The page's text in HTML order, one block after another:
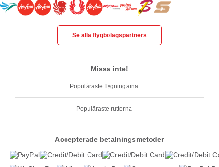
Se alla flygbolagspartners
Missa inte!
Populäraste flygningarna
Populäraste rutterna
Accepterade betalningsmetoder